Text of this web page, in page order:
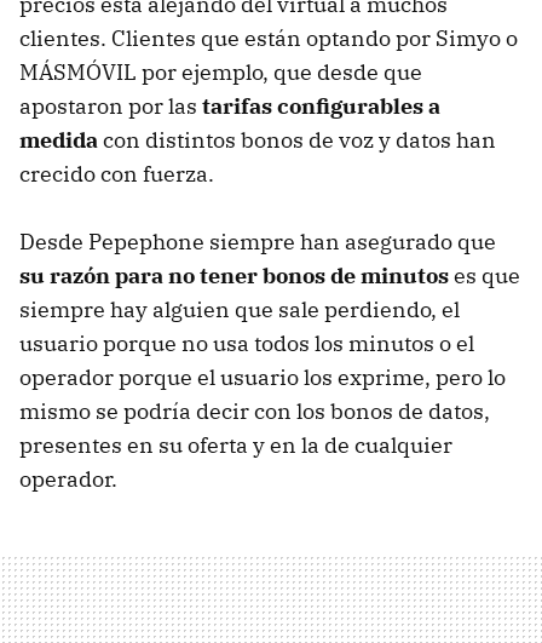
clientes. Clientes que están optando por Simyo o
MÁSMÓVIL por ejemplo, que desde que
apostaron por las tarifas configurables a
medidacon distintos bonos de voz y datos han
crecido con fuerza.
Desde Pepephone siempre han asegurado que
su razón para no tener bonos de minutoses que
siempre hay alguien que sale perdiendo, el
usuario porque no usa todos los minutos o el
operador porque el usuario los exprime, pero lo
mismo se podría decir con los bonos de datos,
presentes en su oferta y en la de cualquier
operador.